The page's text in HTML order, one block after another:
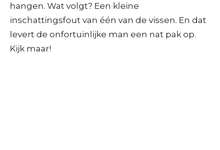
hangen. Wat volgt? Een kleine
inschattingsfout van één van de vissen. En dat
levert de onfortuinlijke man een nat pak op.
Kijk maar!